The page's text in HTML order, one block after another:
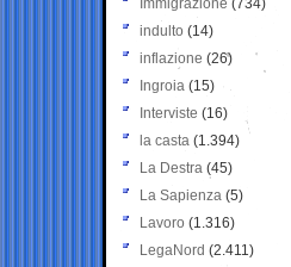
Immigrazione (734)
indulto (14)
inflazione (26)
Ingroia (15)
Interviste (16)
la casta (1.394)
La Destra (45)
La Sapienza (5)
Lavoro (1.316)
LegaNord (2.411)